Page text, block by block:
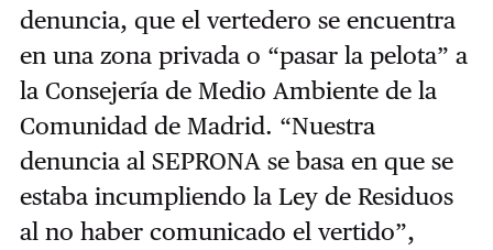
denuncia, que el vertedero se encuentra
en una zona privada o “pasar la pelota” a
la Consejería de Medio Ambiente de la
Comunidad de Madrid. “Nuestra
denuncia al SEPRONA se basa en que se
estaba incumpliendo la Ley de Residuos
al no haber comunicado el vertido”,